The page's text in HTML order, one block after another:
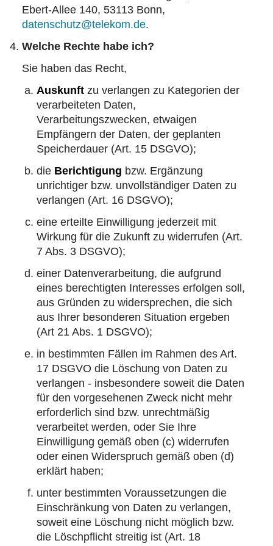
Ebert-Allee 140, 53113 Bonn,
datenschutz@telekom.de.
Welche Rechte habe ich?
Sie haben das Recht,
Auskunft zu verlangen zu Kategorien der
verarbeiteten Daten,
Verarbeitungszwecken, etwaigen
Empfängern der Daten, der geplanten
Speicherdauer (Art. 15 DSGVO);
die Berichtigung bzw. Ergänzung
unrichtiger bzw. unvollständiger Daten zu
verlangen (Art. 16 DSGVO);
eine erteilte Einwilligung jederzeit mit
Wirkung für die Zukunft zu widerrufen (Art.
7 Abs. 3 DSGVO);
einer Datenverarbeitung, die aufgrund
eines berechtigten Interesses erfolgen soll,
aus Gründen zu widersprechen, die sich
aus Ihrer besonderen Situation ergeben
(Art 21 Abs. 1 DSGVO);
in bestimmten Fällen im Rahmen des Art.
17 DSGVO die Löschung von Daten zu
verlangen - insbesondere soweit die Daten
für den vorgesehenen Zweck nicht mehr
erforderlich sind bzw. unrechtmäßig
verarbeitet werden, oder Sie Ihre
Einwilligung gemäß oben (c) widerrufen
oder einen Widerspruch gemäß oben (d)
erklärt haben;
unter bestimmten Voraussetzungen die
Einschränkung von Daten zu verlangen,
soweit eine Löschung nicht möglich bzw.
die Löschpflicht streitig ist (Art. 18